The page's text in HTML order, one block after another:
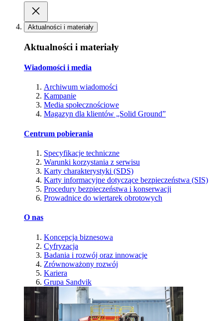
Aktualności i materiały
Aktualności i materiały
Wiadomości i media
Archiwum wiadomości
Kampanie
Media społecznościowe
Magazyn dla klientów „Solid Ground”
Centrum pobierania
Specyfikacje techniczne
Warunki korzystania z serwisu
Karty charakterystyki (SDS)
Karty informacyjne dotyczące bezpieczeństwa (SIS)
Procedury bezpieczeństwa i konserwacji
Prowadnice do wiertarek obrotowych
O nas
Koncepcja biznesowa
Cyfryzacja
Badania i rozwój oraz innowacje
Zrównoważony rozwój
Kariera
Grupa Sandvik